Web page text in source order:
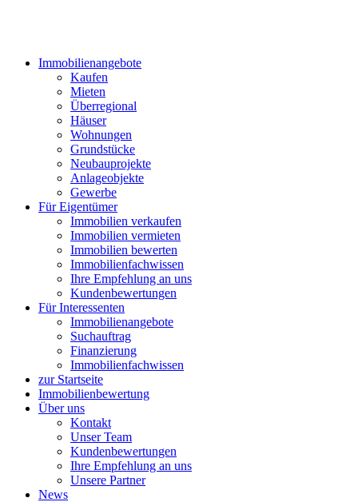
Immobilienangebote
Kaufen
Mieten
Überregional
Häuser
Wohnungen
Grundstücke
Neubauprojekte
Anlageobjekte
Gewerbe
Für Eigentümer
Immobilien verkaufen
Immobilien vermieten
Immobilien bewerten
Immobilienfachwissen
Ihre Empfehlung an uns
Kundenbewertungen
Für Interessenten
Immobilienangebote
Suchauftrag
Finanzierung
Immobilienfachwissen
zur Startseite
Immobilienbewertung
Über uns
Kontakt
Unser Team
Kundenbewertungen
Ihre Empfehlung an uns
Unsere Partner
News